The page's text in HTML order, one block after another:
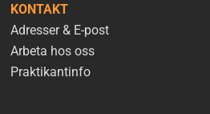
KONTAKT
Adresser & E-post
Arbeta hos oss
Praktikantinfo